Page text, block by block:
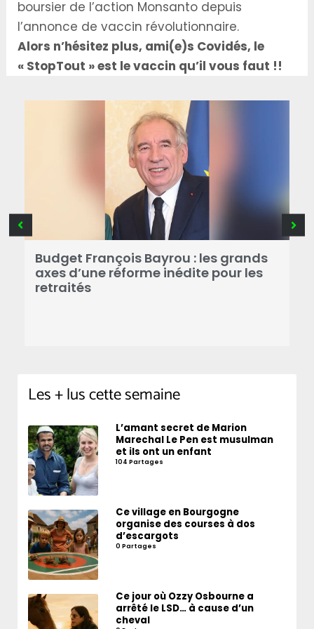
boursier de l’action Monsanto depuis
l’annonce de vaccin révolutionnaire.
Alors n’hésitez plus, ami(e)s Covidés, le
« StopTout » est le vaccin qu’il vous faut !!
Budget François Bayrou : les grands
axes d’une réforme inédite pour les
retraités
Les + lus cette semaine
L’amant secret de Marion
Marechal Le Pen est musulman
et ils ont un enfant
104 Partages
Ce village en Bourgogne
organise des courses à dos
d’escargots
0 Partages
Ce jour où Ozzy Osbourne a
arrêté le LSD… à cause d’un
cheval